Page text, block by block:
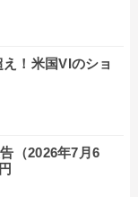
！米国VIのショ
（2026年7月6